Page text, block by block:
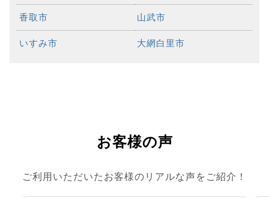
香取市 山武市
いすみ市 大網白里市
お客様の声
ご利用いただいたお客様のリアルな声をご紹介！